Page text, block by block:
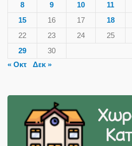
8
9 10 11
15
16 17 18
22
23 24 25
29
30
« Οκτ
Δεκ »